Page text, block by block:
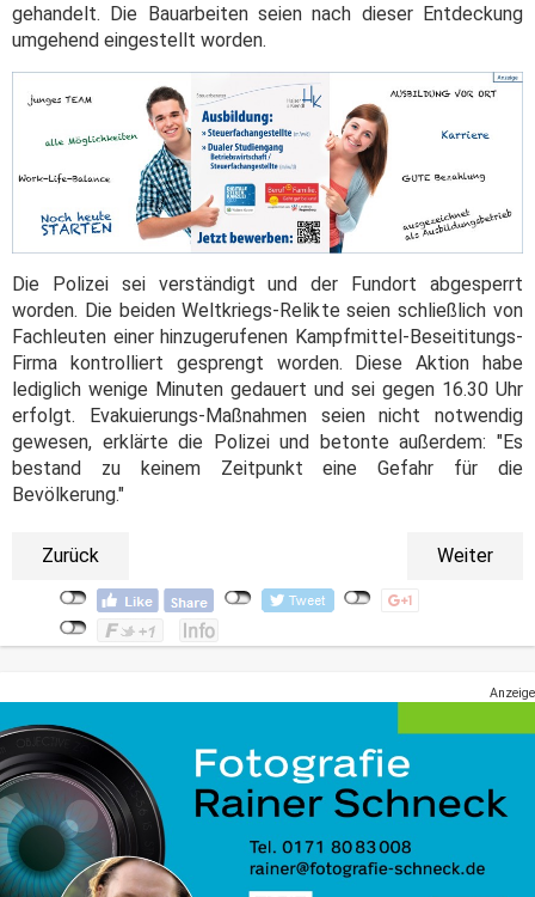
gehandelt. Die Bauarbeiten seien nach dieser Entdeckung
umgehend eingestellt worden.
Die Polizei sei verständigt und der Fundort abgesperrt
worden. Die beiden Weltkriegs-Relikte seien schließlich von
Fachleuten einer hinzugerufenen Kampfmittel-Beseititungs-
Firma kontrolliert gesprengt worden. Diese Aktion habe
lediglich wenige Minuten gedauert und sei gegen 16.30 Uhr
erfolgt. Evakuierungs-Maßnahmen seien nicht notwendig
gewesen, erklärte die Polizei und betonte außerdem: "Es
bestand zu keinem Zeitpunkt eine Gefahr für die
Bevölkerung."
Zurück Weiter
Anzeige